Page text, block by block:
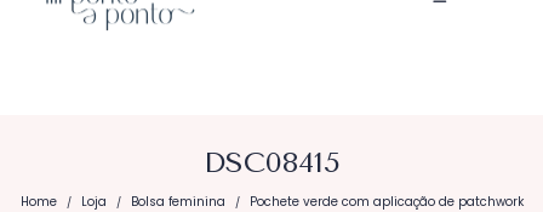
DSC08415
Home / Loja / Bolsa feminina / Pochete verde com aplicação de patchwork